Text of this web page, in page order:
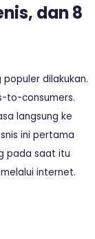
dan 8
populer dilakukan.
to-consumers.
langsung ke
ini pertama
pada saat itu
internet.